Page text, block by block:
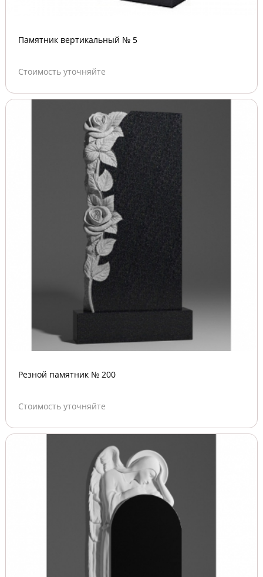
Памятник вертикальный № 5
Стоимость уточняйте
Резной памятник № 200
Стоимость уточняйте